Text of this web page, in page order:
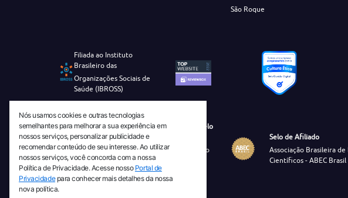
São Roque
Filiada ao Instituto
Brasileiro das
Organizações Sociais de
Saúde (IBROSS)
Revista Tecnico-Cientifica CEJAM Selo
Diamante de Ciência Aberta
Diretório Migulim Instituto Brasileiro
de Informação em Ciência e
Tecnologia - IBICT
Selo de Afiliado
Associação Brasileira
Científicos - ABEC Brasil
Nós usamos cookies e outras tecnologias
semelhantes para melhorar a sua experiência em
nossos serviços, personalizar publicidade e
recomendar conteúdo de seu interesse. Ao utilizar
nossos serviços, você concorda com a nossa
Política de Privacidade. Acesse nosso Portal de
Privacidadepara conhecer mais detalhes da nossa
nova política.